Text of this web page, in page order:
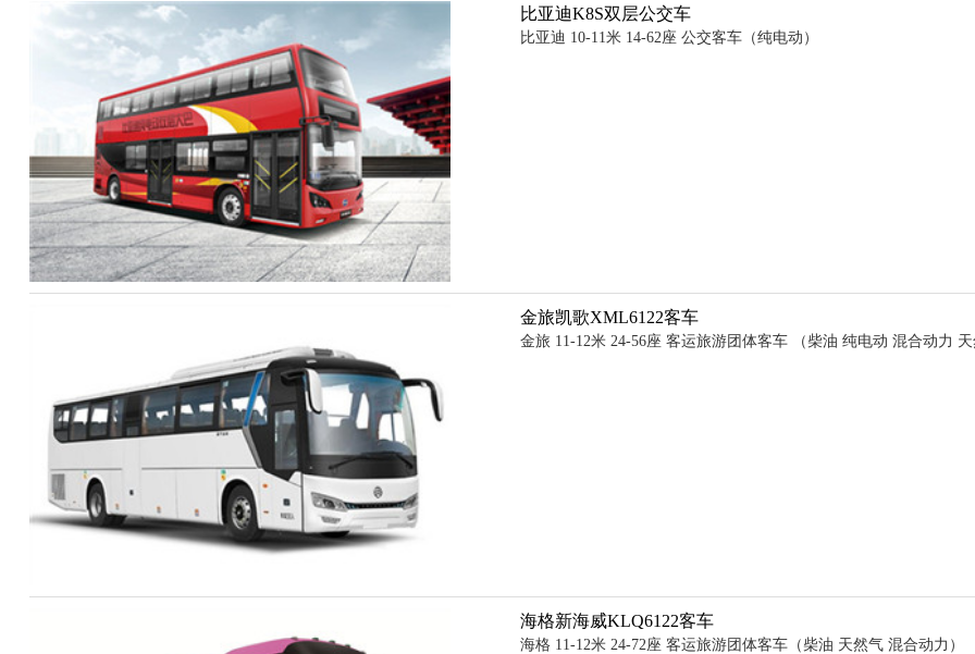
比亚迪K8S双层公交车
比亚迪 10-11米 14-62座 公交客车（纯电动）
金旅凯歌XML6122客车
金旅 11-12米 24-56座 客运旅游团体客车 （柴油 纯电动 混合动力
海格新海威KLQ6122客车
海格 11-12米 24-72座 客运旅游团体客车（柴油 天然气 混合动力）